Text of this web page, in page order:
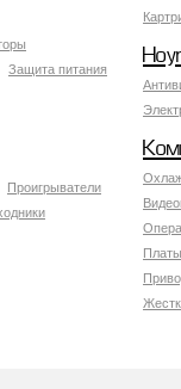
Защита питания
Проигрыватели